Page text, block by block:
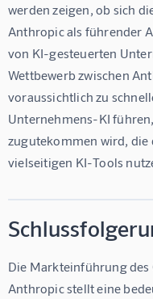
werden zeigen, ob sich
Anthropic als führender
von KI-gesteuerten
Wettbewerb zwischen
voraussichtlich zu
Unternehmens-KI
zugutekommen wird, die
vielseitigen KI-Tools
Die Markteinführung des
Anthropic stellt eine